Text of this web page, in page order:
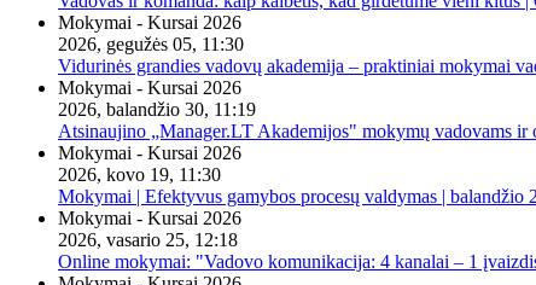
Mokymai - Kursai 2026
2026, gegužės 05, 11:30
Vidurinės grandies vadovų akademija – praktiniai mokymai
Mokymai - Kursai 2026
2026, balandžio 30, 11:19
Atsinaujino „Manager.LT Akademijos" mokymų vadovams
Mokymai - Kursai 2026
2026, kovo 19, 11:30
Mokymai | Efektyvus gamybos procesų valdymas |
Mokymai - Kursai 2026
2026, vasario 25, 12:18
Online mokymai: "Vadovo komunikacija: 4 kanalai – 1